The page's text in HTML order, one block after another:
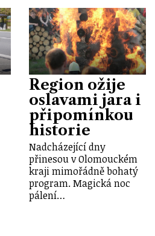
Region ožije
oslavami jara i
připomínkou
historie
Nadcházející dny
přinesou v Olomouckém
kraji mimořádně bohatý
program. Magická noc
pálení…